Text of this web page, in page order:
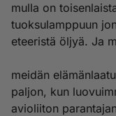
mulla on
tuoksulamppuun
eteeristä öljyä. Ja
meidän
paljon, kun
avioliiton